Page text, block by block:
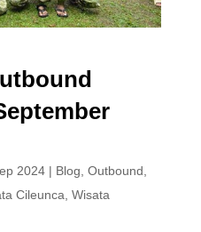
2024| Blog Outbound
Cileunca Wisata